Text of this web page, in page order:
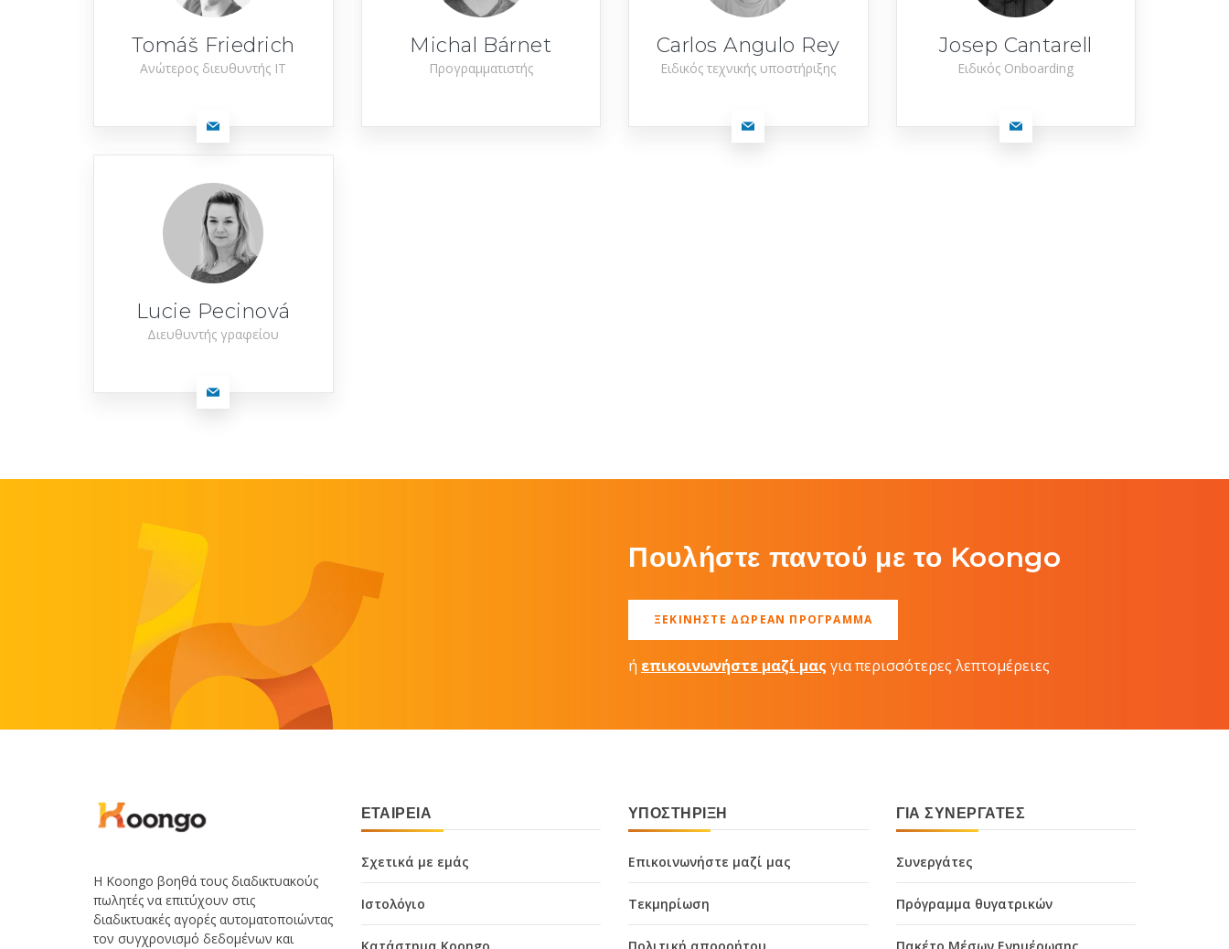
Tomáš Friedrich
Ανώτερος διευθυντής IT
Michal Bárnet
Προγραμματιστής
Carlos Angulo Rey
Ειδικός τεχνικής υποστήριξης
Josep Cantarell
Ειδικός Onboarding
Lucie Pecinová
Διευθυντής γραφείου
Πουλήστε παντού με το Koongo
ΞΕΚΙΝΉΣΤΕ ΔΩΡΕΆΝ ΠΡΌΓΡΑΜΜΑ
ή επικοινωνήστε μαζί μας για περισσότερες λεπτομέρειες
Η Koongo βοηθά τους διαδικτυακούς
πωλητές να επιτύχουν στις
διαδικτυακές αγορές αυτοματοποιώντας
τον συγχρονισμό δεδομένων και
ΕΤΑΙΡΕΊΑ
Σχετικά με εμάς
Ιστολόγιο
ΥΠΟΣΤΉΡΙΞΗ
Επικοινωνήστε μαζί μας
Τεκμηρίωση
ΓΙΑ ΣΥΝΕΡΓΆΤΕΣ
Συνεργάτες
Πρόγραμμα θυγατρικών